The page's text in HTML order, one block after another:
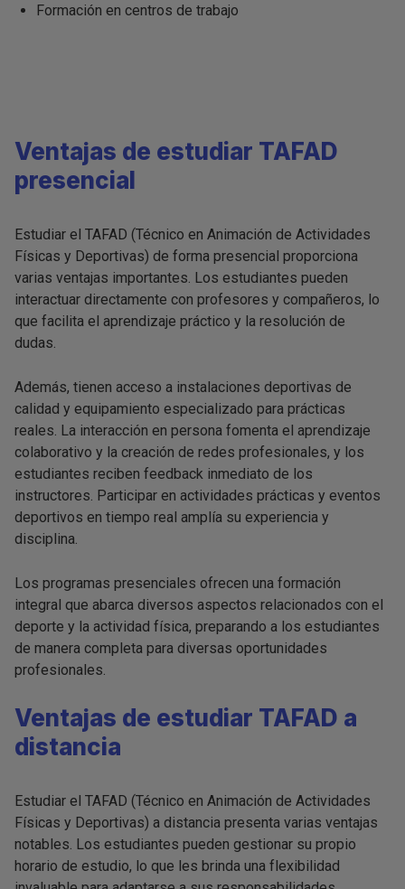
Formación en centros de trabajo
Ventajas de estudiar TAFAD
presencial
Estudiar el TAFAD (Técnico en Animación de Actividades
Físicas y Deportivas) de forma presencial proporciona
varias ventajas importantes. Los estudiantes pueden
interactuar directamente con profesores y compañeros, lo
que facilita el aprendizaje práctico y la resolución de
dudas.
Además, tienen acceso a instalaciones deportivas de
calidad y equipamiento especializado para prácticas
reales. La interacción en persona fomenta el aprendizaje
colaborativo y la creación de redes profesionales, y los
estudiantes reciben feedback inmediato de los
instructores. Participar en actividades prácticas y eventos
deportivos en tiempo real amplía su experiencia y
disciplina.
Los programas presenciales ofrecen una formación
integral que abarca diversos aspectos relacionados con el
deporte y la actividad física, preparando a los estudiantes
de manera completa para diversas oportunidades
profesionales.
Ventajas de estudiar TAFAD a
distancia
Estudiar el TAFAD (Técnico en Animación de Actividades
Físicas y Deportivas) a distancia presenta varias ventajas
notables. Los estudiantes pueden gestionar su propio
horario de estudio, lo que les brinda una flexibilidad